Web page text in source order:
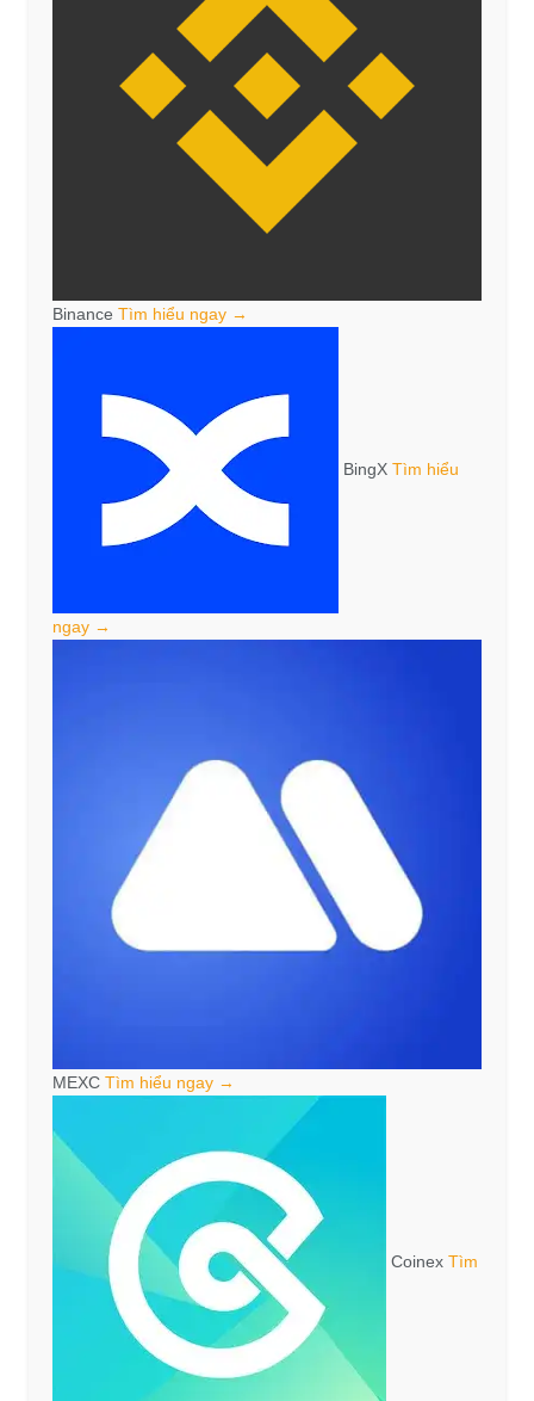
Binance Tìm hiểu ngay →
BingX Tìm hiểu
ngay →
MEXC Tìm hiểu ngay →
Coinex Tìm